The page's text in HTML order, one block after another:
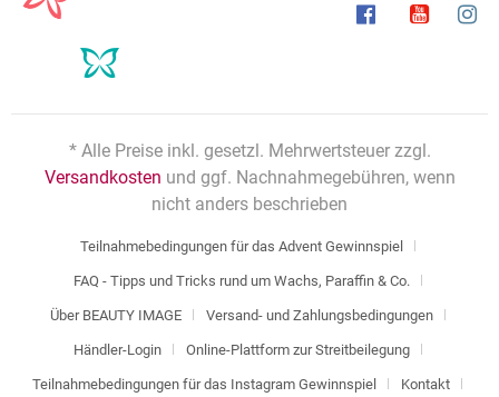
* Alle Preise inkl. gesetzl. Mehrwertsteuer zzgl.
Versandkosten und ggf. Nachnahmegebühren, wenn
nicht anders beschrieben
Teilnahmebedingungen für das Advent Gewinnspiel
FAQ - Tipps und Tricks rund um Wachs, Paraffin & Co.
Über BEAUTY IMAGE Versand- und Zahlungsbedingungen
Händler-Login Online-Plattform zur Streitbeilegung
Teilnahmebedingungen für das Instagram Gewinnspiel Kontakt